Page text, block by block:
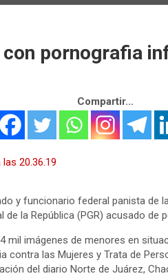
con pornografia
Compartir...
y funcionario federal panista de
de la República (PGR) acusado de
mil imágenes de menores en
contra las Mujeres y Trata de
del diario Norte de Juárez,